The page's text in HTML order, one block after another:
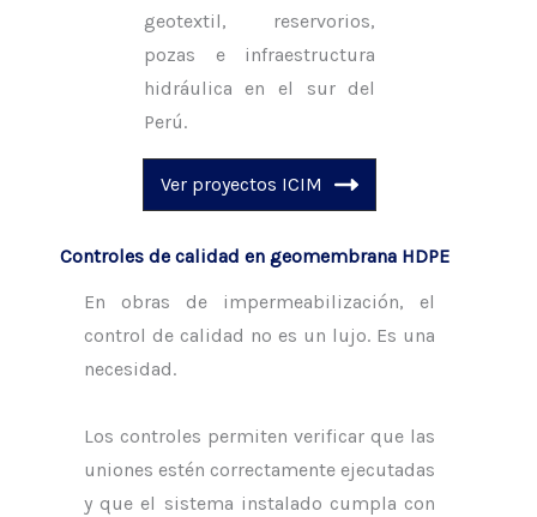
geotextil, reservorios,
pozas e infraestructura
hidráulica en el sur del
Perú.
Ver proyectos ICIM
Controles de calidad en geomembrana HDPE
En obras de impermeabilización, el
control de calidad no es un lujo. Es una
necesidad.
Los controles permiten verificar que las
uniones estén correctamente ejecutadas
y que el sistema instalado cumpla con